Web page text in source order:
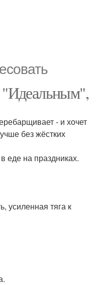
"Идеальным",
- и хочет
без жёстких
еде на праздниках.
усиленная тяга к